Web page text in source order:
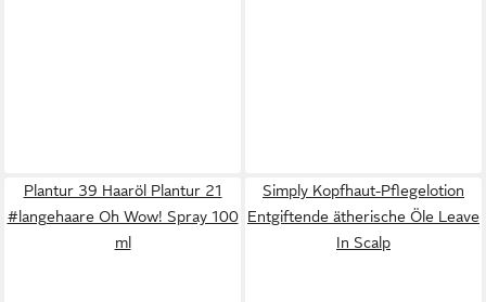
Plantur 39 Haaröl Plantur 21
#langehaare Oh Wow! Spray 100
ml
Simply Kopfhaut-Pflegelotion
Entgiftende ätherische Öle Leave
In Scalp